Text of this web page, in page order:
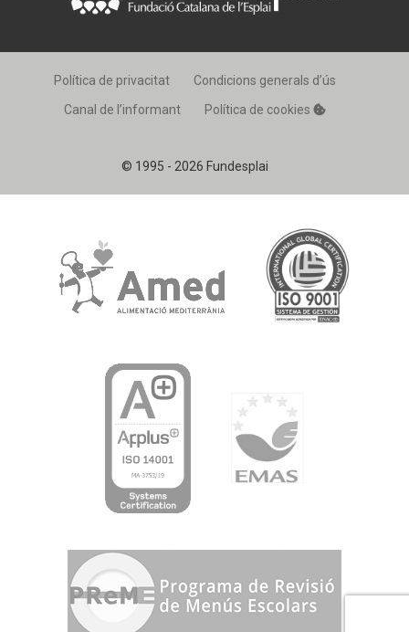
© 1995 - 2026 Fundesplai
Política de privacitat
Condicions generals d’ús
Canal de l’informant
Política de cookies